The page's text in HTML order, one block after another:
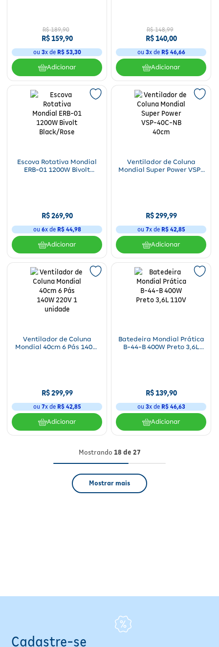
R$ 189,90
R$159,90
ou 3x de R$ 53,30
Adicionar
R$ 148,99
R$140,00
ou 3x de R$ 46,66
Adicionar
Escova Rotativa Mondial
ERB-01 1200W Bivolt
R$269,90
ou 6x de R$ 44,98
Adicionar
Ventilador de Coluna
Mondial Super Power VSP-
R$299,99
ou 7x de R$ 42,85
Adicionar
Ventilador de Coluna
Mondial 40cm 6 Pás 140W
R$299,99
ou 7x de R$ 42,85
Adicionar
Batedeira Mondial Prática
B-44-B 400W Preto 3,6L
R$139,90
ou 3x de R$ 46,63
Adicionar
Mostrando 18 de 27
Mostrar mais
Cadastre-se